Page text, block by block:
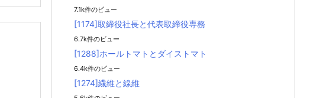
7.1k件のビュー
[1174]取締役社長と代表取締役専務
6.7k件のビュー
[1288]ホールトマトとダイストマト
6.4k件のビュー
[1274]繊維と線維